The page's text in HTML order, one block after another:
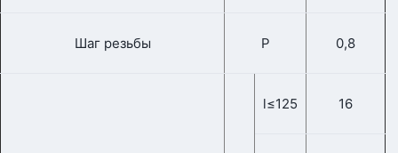
Шаг резьбы Р 0,8
l≤125 16